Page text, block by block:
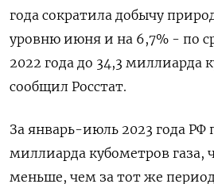
года сократила добычу
уровню июня и на 6,7% - по
2022 года до 34,3 миллиарда
сообщил Росстат.
За январь-июль 2023 года РФ
миллиарда кубометров газа,
меньше, чем за тот же